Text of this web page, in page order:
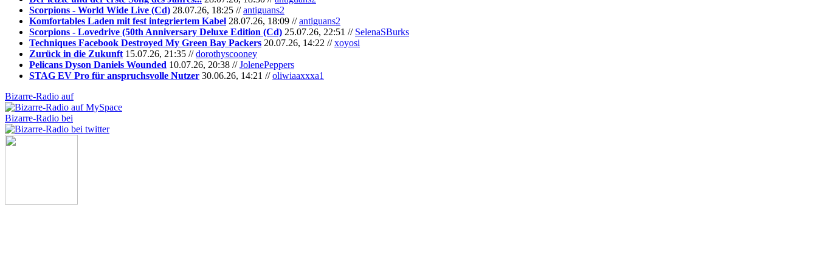
Scorpions - World Wide Live (Cd) 28.07.26, 18:25 //antiguans2
Komfortables Laden mit fest integriertem Kabel 28.07.26, 18:09 //antiguans2
Scorpions - Lovedrive (50th Anniversary Deluxe Edition (Cd) 25.07.26, 22:51 // SelenaSBurks
Techniques Facebook Destroyed My Green Bay Packers 20.07.26, 14:22 //xoyosi
Zurück in die Zukunft 15.07.26, 21:35 //dorothyscooney
Pelicans Dyson Daniels Wounded 10.07.26, 20:38 //JolenePeppers
STAG EV Pro für anspruchsvolle Nutzer 30.06.26, 14:21 //oliwiaaxxxa1
Bizarre-Radio auf
Bizarre-Radio bei